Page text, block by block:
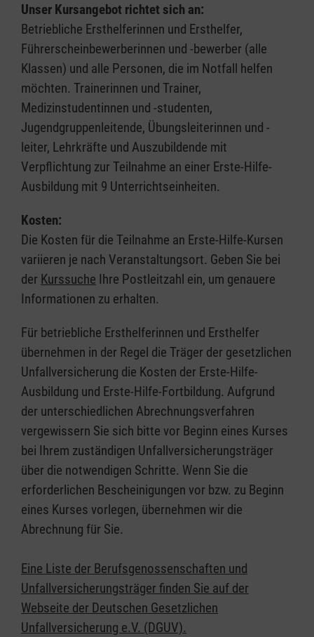
Unser Kursangebot richtet sich an:
Betriebliche Ersthelferinnen und Ersthelfer,
Führerscheinbewerberinnen und -bewerber (alle
Klassen) und alle Personen, die im Notfall helfen
möchten. Trainerinnen und Trainer,
Medizinstudentinnen und -studenten,
Jugendgruppenleitende, Übungsleiterinnen und -
leiter, Lehrkräfte und Auszubildende mit
Verpflichtung zur Teilnahme an einer Erste-Hilfe-
Ausbildung mit 9 Unterrichtseinheiten.
Kosten:
Die Kosten für die Teilnahme an Erste-Hilfe-Kursen
variieren je nach Veranstaltungsort. Geben Sie bei
der Kurssuche Ihre Postleitzahl ein, um genauere
Informationen zu erhalten.
Für betriebliche Ersthelferinnen und Ersthelfer
übernehmen in der Regel die Träger der gesetzlichen
Unfallversicherung die Kosten der Erste-Hilfe-
Ausbildung und Erste-Hilfe-Fortbildung. Aufgrund
der unterschiedlichen Abrechnungsverfahren
vergewissern Sie sich bitte vor Beginn eines Kurses
bei Ihrem zuständigen Unfallversicherungsträger
über die notwendigen Schritte. Wenn Sie die
erforderlichen Bescheinigungen vor bzw. zu Beginn
eines Kurses vorlegen, übernehmen wir die
Abrechnung für Sie.
Eine Liste der Berufsgenossenschaften und
Unfallversicherungsträger finden Sie auf der
Webseite der Deutschen Gesetzlichen
Unfallversicherung e.V. (DGUV).